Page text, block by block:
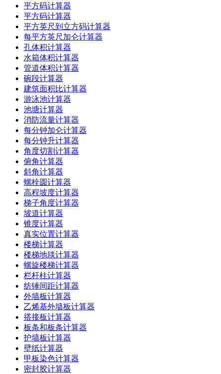
平方码计算器
平方码计算器
平方英尺到立方码计算器
每平方英尺加仑计算器
孔体积计算器
水箱体积计算器
管道体积计算器
碗段计算器
建筑面积比计算器
游泳池计算器
池塘计算器
消防流量计算器
每分钟加仑计算器
每分钟升计算器
角度切割计算器
俯角计算器
斜角计算器
螺栓圆计算器
高程坡度计算器
梯子角度计算器
坡道计算器
锥度计算器
真实位置计算器
楼梯计算器
楼梯地毯计算器
螺旋楼梯计算器
栏杆柱计算器
纺锤间距计算器
外墙板计算器
乙烯基外墙板计算器
搭接板计算器
板条和板条计算器
护墙板计算器
壁纸计算器
甲板染色计算器
密封胶计算器